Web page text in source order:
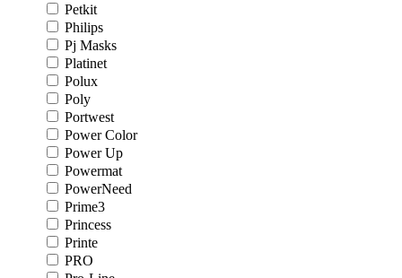
Petkit
Philips
Pj Masks
Platinet
Polux
Poly
Portwest
Power Color
Power Up
Powermat
PowerNeed
Prime3
Princess
Printe
PRO